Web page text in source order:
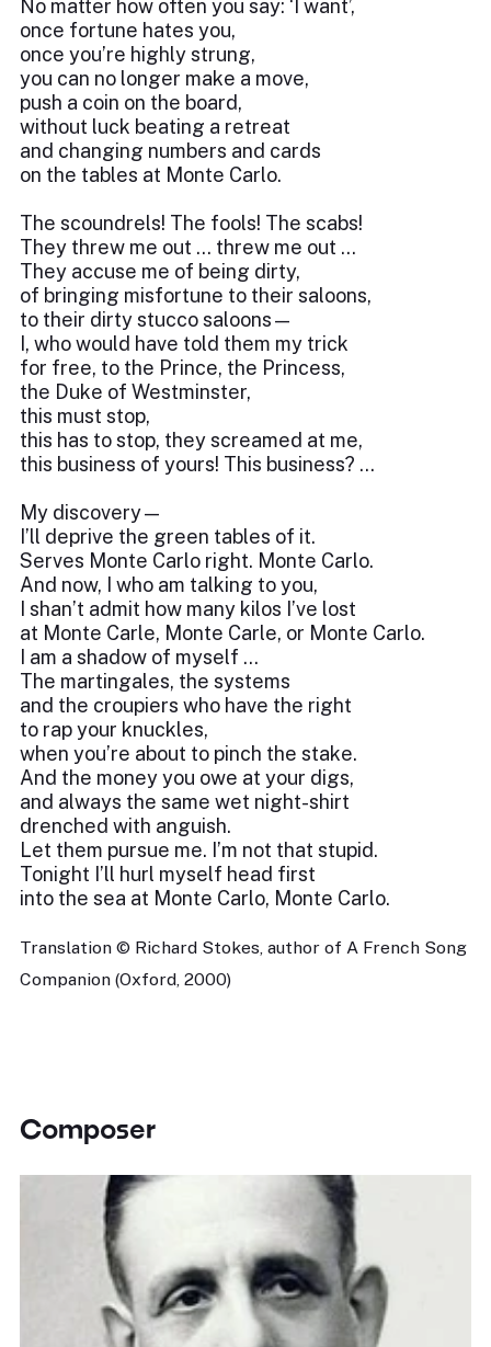
No matter how often you say: ‘I want’,
once fortune hates you,
once you’re highly strung,
you can no longer make a move,
push a coin on the board,
without luck beating a retreat
and changing numbers and cards
on the tables at Monte Carlo.
The scoundrels! The fools! The scabs!
They threw me out … threw me out …
They accuse me of being dirty,
of bringing misfortune to their saloons,
to their dirty stucco saloons—
I, who would have told them my trick
for free, to the Prince, the Princess,
the Duke of Westminster,
this must stop,
this has to stop, they screamed at me,
this business of yours! This business? …
My discovery—
I’ll deprive the green tables of it.
Serves Monte Carlo right. Monte Carlo.
And now, I who am talking to you,
I shan’t admit how many kilos I’ve lost
at Monte Carle, Monte Carle, or Monte Carlo.
I am a shadow of myself …
The martingales, the systems
and the croupiers who have the right
to rap your knuckles,
when you’re about to pinch the stake.
And the money you owe at your digs,
and always the same wet night-shirt
drenched with anguish.
Let them pursue me. I’m not that stupid.
Tonight I’ll hurl myself head first
into the sea at Monte Carlo, Monte Carlo.
Translation © Richard Stokes, author of A French Song
Companion (Oxford, 2000)
Composer